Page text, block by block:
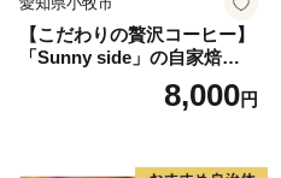
【こだわりの贅沢コーヒー】
「Sunny side」の自家焙煎珈
琲こまきブレンド（200g）
8,000円